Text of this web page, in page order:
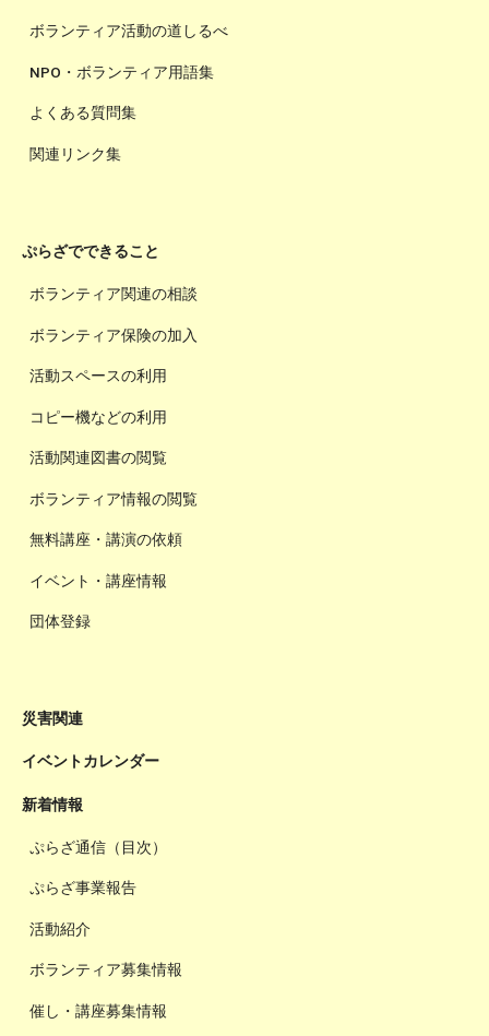
ボランティア活動の道しるべ
NPO・ボランティア用語集
よくある質問集
関連リンク集
ぷらざでできること
ボランティア関連の相談
ボランティア保険の加入
活動スペースの利用
コピー機などの利用
活動関連図書の閲覧
ボランティア情報の閲覧
無料講座・講演の依頼
イベント・講座情報
団体登録
災害関連
イベントカレンダー
新着情報
ぷらざ通信（目次）
ぷらざ事業報告
活動紹介
ボランティア募集情報
催し・講座募集情報